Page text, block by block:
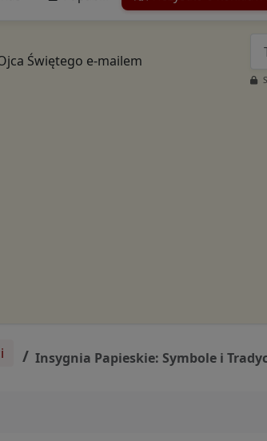
Świętego e-mailem
Insygnia Papieskie: Symbole i